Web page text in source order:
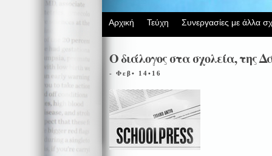
Αρχική Τεύχη Συνεργασίες με άλλα
Ο διάλογος στα σχολεία, της
- Φεβ• 14•16